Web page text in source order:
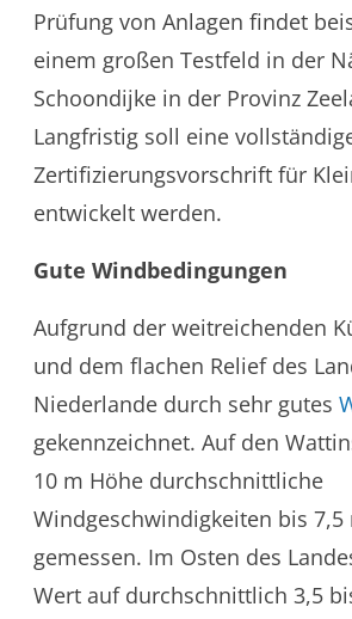
Prüfung von Anlagen findet
einem großen Testfeld in der
Schoondijke in der Provinz
Langfristig soll eine
Zertifizierungsvorschrift für
entwickelt werden.
Gute Windbedingungen
Aufgrund der weitreichenden
und dem flachen Relief des
Niederlande durch sehr gutes
gekennzeichnet. Auf den
10 m Höhe durchschnittliche
Windgeschwindigkeiten bis 7,5
gemessen. Im Osten des
Wert auf durchschnittlich 3,5